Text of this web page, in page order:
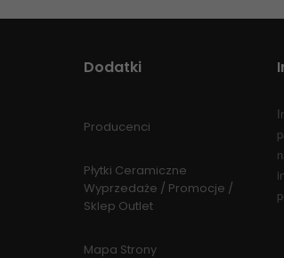
Dodatki
Producenci
Płytki Ceramiczne
Wyprzedaże / Promocje /
Sklep Outlet
Mapa Strony